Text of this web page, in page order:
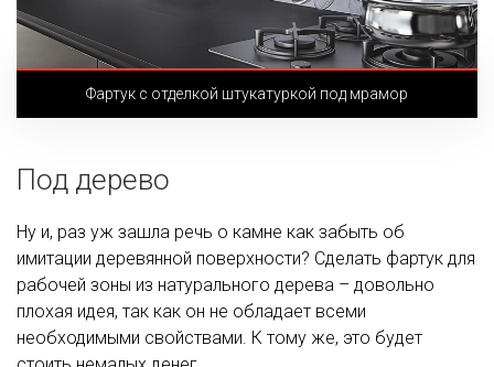
Фартук с отделкой штукатуркой под мрамор
Под дерево
Ну и, раз уж зашла речь о камне как забыть об
имитации деревянной поверхности? Сделать фартук для
рабочей зоны из натурального дерева – довольно
плохая идея, так как он не обладает всеми
необходимыми свойствами. К тому же, это будет